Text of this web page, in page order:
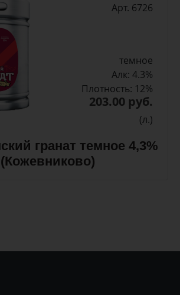
Арт. 6726
темное
Алк: 4.3%
Плотность: 12%
203.00 руб.
(л.)
гранат темное 4,3%
(Кожевниково)